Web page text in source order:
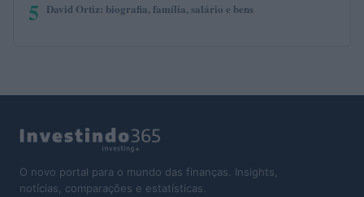
5 David Ortiz: biografia, família, salário e bens
O novo portal para o mundo das finanças. Insights,
notícias, comparações e estatísticas.